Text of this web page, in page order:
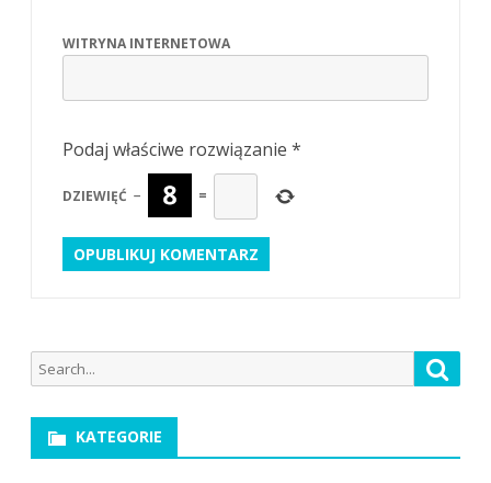
WITRYNA INTERNETOWA
Podaj właściwe rozwiązanie *
DZIEWIĘĆ − =
Search
for:
KATEGORIE